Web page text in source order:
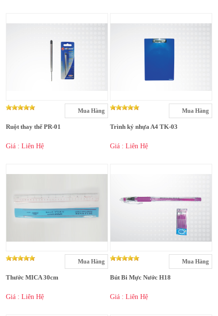
Mua Hàng
Ruột thay thế PR-01
Giá : Liên Hệ
Mua Hàng
Trình ký nhựa A4 TK-03
Giá : Liên Hệ
Mua Hàng
Thước MICA 30cm
Giá : Liên Hệ
Mua Hàng
Bút Bi Mực Nước H18
Giá : Liên Hệ